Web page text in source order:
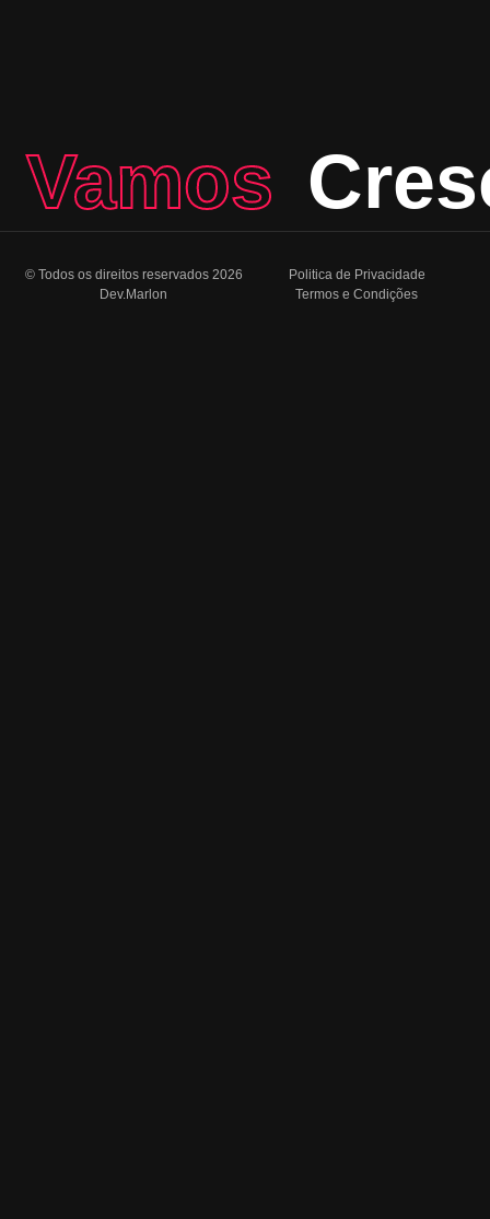
Vamos
© Todos os direitos reservados 2026
Dev.Marlon
Politica de Privacidade
Termos e Condições